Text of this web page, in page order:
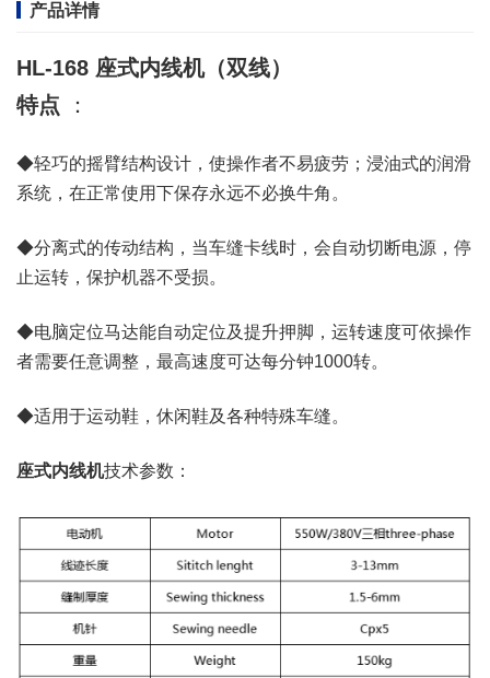
产品详情
HL-168 座式内线机（双线）
特点 ：
◆轻巧的摇臂结构设计，使操作者不易疲劳；浸油式的润滑
系统，在正常使用下保存永远不必换牛角。
◆分离式的传动结构，当车缝卡线时，会自动切断电源，停
止运转，保护机器不受损。
◆电脑定位马达能自动定位及提升押脚，运转速度可依操作
者需要任意调整，最高速度可达每分钟1000转。
◆适用于运动鞋，休闲鞋及各种特殊车缝。
座式内线机技术参数：